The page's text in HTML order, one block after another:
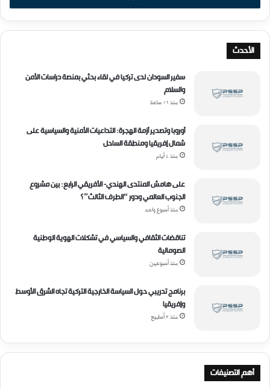
ب
ر
ي
د
ك
الأحدث
سفير السودان لدى تركيا في لقاء بحثي بمنصة دراسات الأمن
والسلام
منذ 16 ساعة
أوروبا وتصدير أزمة الهجرة: التداعيات الأمنية والسياسية على
شمال إفريقيا ومنطقة الساحل
منذ 4 أيام
على هامش المنتدى الهندي- الأفريقي الرابع: بين مشروع
الجنوب العالمي ودور “الطرف الثالث”؟
منذ أسبوع واحد
تناقضات الثقافي والسياسي في تشكلات الهوية الوطنية
الصومالية
منذ أسبوعين
برنامج تدريبي حول السياسة الخارجية التركية تجاه الشرق الأوسط
وإفريقيا
منذ 3 أسابيع
أهم التصنيفات